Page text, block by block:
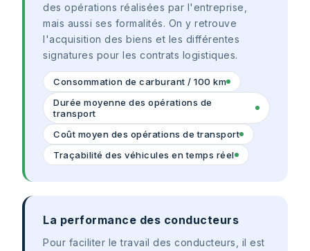
des opérations réalisées par l'entreprise,
mais aussi ses formalités. On y retrouve
l'acquisition des biens et les différentes
signatures pour les contrats logistiques.
Consommation de carburant / 100 km
Durée moyenne des opérations de
transport
Coût moyen des opérations de transport
Traçabilité des véhicules en temps réel
La performance des conducteurs
Pour faciliter le travail des conducteurs, il est